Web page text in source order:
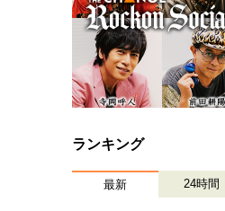
忘れられない言葉 10代・20代の土台
親になるということ
一生モノの愛用品
ランキング
最新 24時間